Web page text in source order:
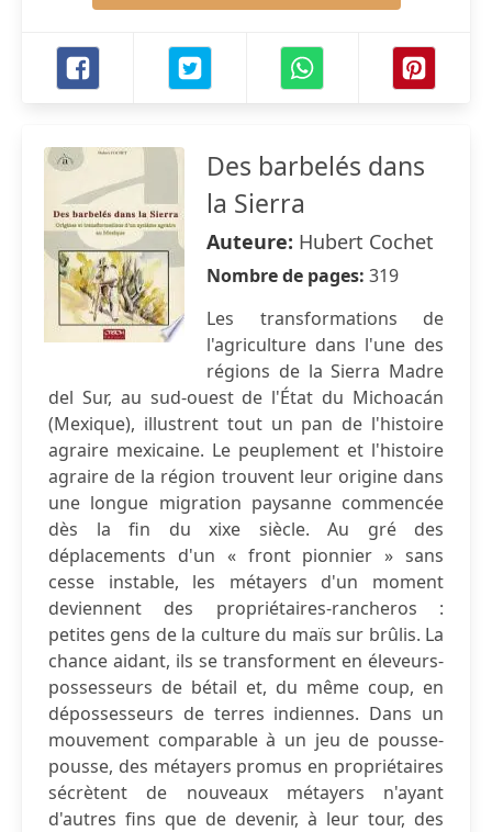
Des barbelés dans
la Sierra
Auteure: Hubert Cochet
Nombre de pages: 319
Les transformations de
l'agriculture dans l'une des
régions de la Sierra Madre
del Sur, au sud-ouest de l'État du Michoacán
(Mexique), illustrent tout un pan de l'histoire
agraire mexicaine. Le peuplement et l'histoire
agraire de la région trouvent leur origine dans
une longue migration paysanne commencée
dès la fin du xixe siècle. Au gré des
déplacements d'un « front pionnier » sans
cesse instable, les métayers d'un moment
deviennent des propriétaires-rancheros :
petites gens de la culture du maïs sur brûlis. La
chance aidant, ils se transforment en éleveurs-
possesseurs de bétail et, du même coup, en
dépossesseurs de terres indiennes. Dans un
mouvement comparable à un jeu de pousse-
pousse, des métayers promus en propriétaires
sécrètent de nouveaux métayers n'ayant
d'autres fins que de devenir, à leur tour, des